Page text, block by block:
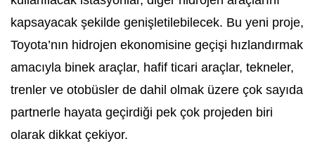
kapsayacak şekilde genişletilebilecek. Bu yeni proje,
Toyota’nın hidrojen ekonomisine geçişi hızlandırmak
amacıyla binek araçlar, hafif ticari araçlar, tekneler,
trenler ve otobüsler de dahil olmak üzere çok sayıda
partnerle hayata geçirdiği pek çok projeden biri
olarak dikkat çekiyor.